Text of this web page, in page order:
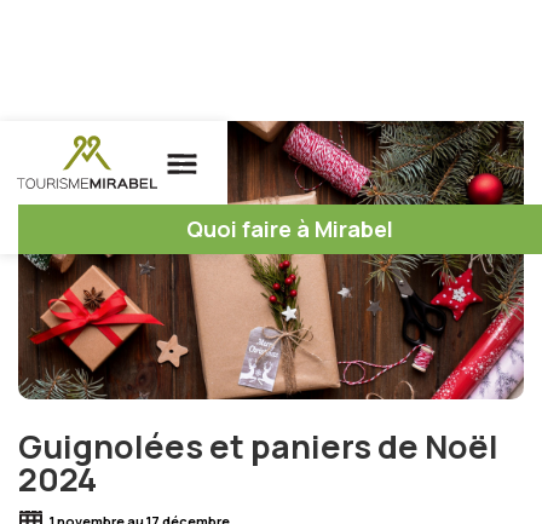
Quoi faire à Mirabel
Guignolées et paniers de Noël
2024